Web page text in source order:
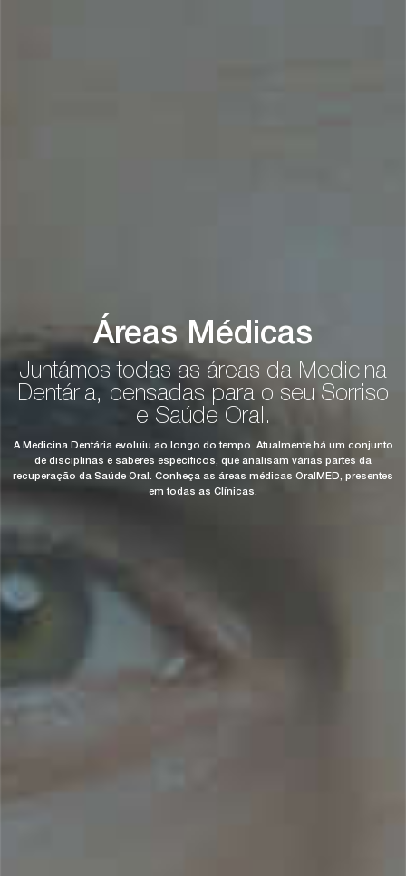
Áreas Médicas
Juntámos todas as áreas da Medicina
Dentária, pensadas para o seu Sorriso
e Saúde Oral.
A Medicina Dentária evoluiu ao longo do tempo. Atualmente há um conjunto
de disciplinas e saberes específicos, que analisam várias partes da
recuperação da Saúde Oral. Conheça as áreas médicas OralMED, presentes
em todas as Clínicas.